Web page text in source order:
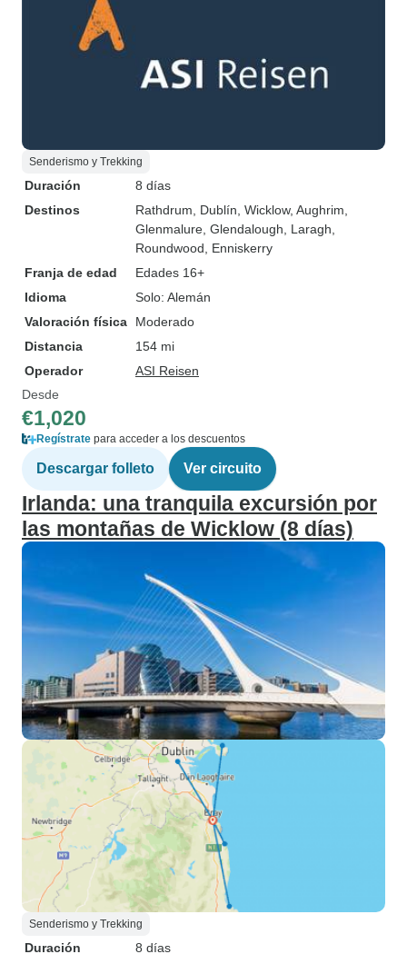
Senderismo y Trekking
Duración
8 días
Destinos
Rathdrum , Dublín , Wicklow, Aughrim
Glenmalure , Glendalough , Laragh
Roundwood , Enniskerry
Franja de edad
Edades 16+
Idioma
Solo: Alemán
Valoración física
Moderado
Distancia
154 mi
Operador
ASI Reisen
Desde
€1,020
Regístrate para acceder a los descuentos
Descargar folleto Ver circuito
Irlanda: una tranquila excursión por
las montañas de Wicklow (8 días)
Senderismo y Trekking
Duración
8 días